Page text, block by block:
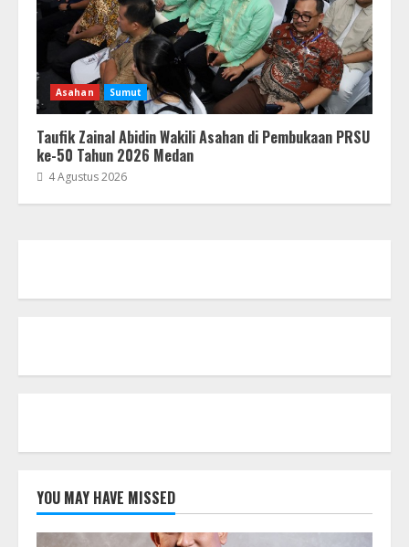
Asahan Sumut
Taufik Zainal Abidin Wakili Asahan di Pembukaan PRSU
ke-50 Tahun 2026 Medan
4 Agustus 2026
YOU MAY HAVE MISSED